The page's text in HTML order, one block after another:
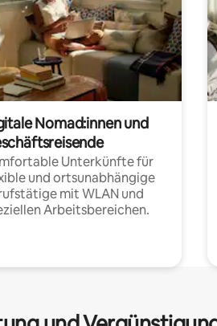
Nomad:innen und
Unterkünfte für
und ortsunabhängige
mit WLAN und
Arbeitsbereichen.